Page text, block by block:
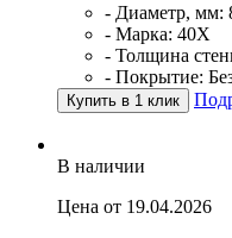
- Диаметр, мм:
- Марка: 40Х
- Толщина
- Покрытие:
Купить в 1 клик
В наличии
Цена от 19.04.2026